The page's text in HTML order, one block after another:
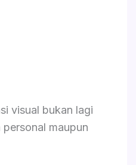
visual bukan lagi
maupun